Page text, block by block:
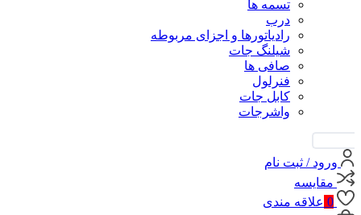
تسمه ها
درب
رادیاتورها و اجزای مربوطه
شیلنگ جات
صافی ها
فنرلول
کابل جات
واشرجات
ورود / ثبت نام
مقايسه
0 علاقه مندی